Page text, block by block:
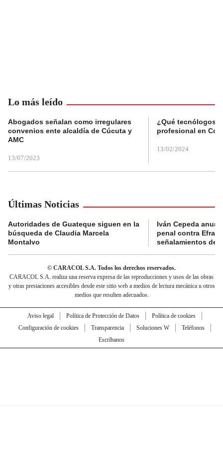
Lo más leído
Abogados señalan como irregulares
convenios ente alcaldía de Cúcuta y
AMC
13/07/2023
¿Qué tecnólogos
profesional en
13/02/2024
Últimas Noticias
Autoridades de Guateque siguen en la
búsqueda de Claudia Marcela
Montalvo
Iván Cepeda
penal contra
señalamientos de
© CARACOL S.A. Todos los derechos reservados.
CARACOL S.A. realiza una reserva expresa de las reproducciones y usos de las obras
y otras prestaciones accesibles desde este sitio web a medios de lectura mecánica u otros
medios que resulten adecuados.
Aviso legal Política de Protección de Datos
Política de cookies
Configuración de cookies
Transparencia Soluciones W
Teléfonos
Escríbanos